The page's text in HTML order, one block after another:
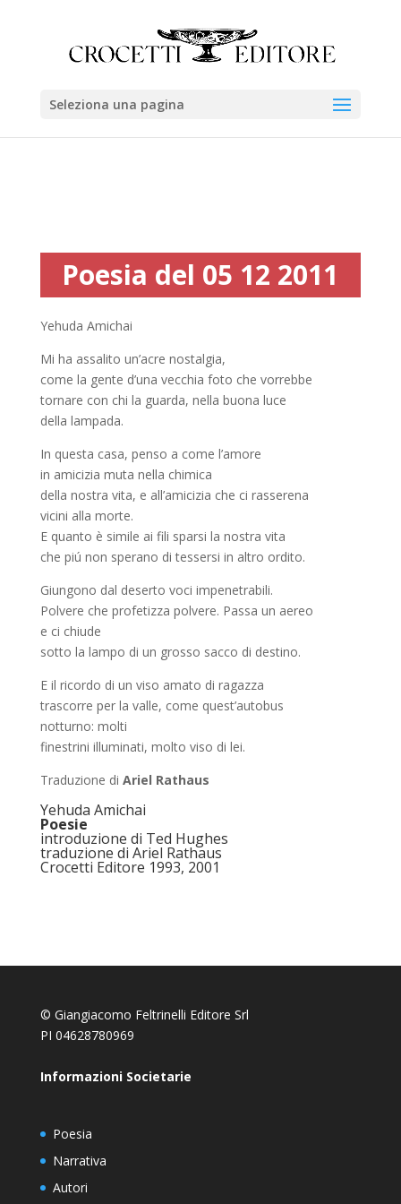
Seleziona una pagina
Poesia del 05 12 2011
Yehuda Amichai
Mi ha assalito un’acre nostalgia,
come la gente d’una vecchia foto che vorrebbe
tornare con chi la guarda, nella buona luce
della lampada.
In questa casa, penso a come l’amore
in amicizia muta nella chimica
della nostra vita, e all’amicizia che ci rasserena
vicini alla morte.
E quanto è simile ai fili sparsi la nostra vita
che piú non sperano di tessersi in altro ordito.
Giungono dal deserto voci impenetrabili.
Polvere che profetizza polvere. Passa un aereo
e ci chiude
sotto la lampo di un grosso sacco di destino.
E il ricordo di un viso amato di ragazza
trascorre per la valle, come quest’autobus
notturno: molti
finestrini illuminati, molto viso di lei.
Traduzione di Ariel Rathaus
Yehuda Amichai
Poesie
introduzione di Ted Hughes
traduzione di Ariel Rathaus
Crocetti Editore 1993, 2001
© Giangiacomo Feltrinelli Editore Srl
PI 04628780969
Informazioni Societarie
Poesia
Narrativa
Autori